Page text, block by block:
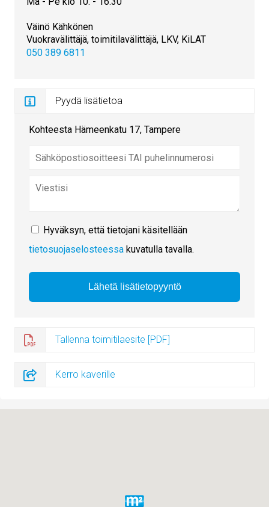
Väinö Kähkönen
Vuokravälittäjä, toimitilavälittäjä, LKV, KiLAT
050 389 6811
Pyydä lisätietoa
Kohteesta Hämeenkatu 17, Tampere
Hyväksyn, että tietojani käsitellään
tietosuojaselosteessa kuvatulla tavalla.
Tallenna toimitilaesite [PDF]
Kerro kaverille